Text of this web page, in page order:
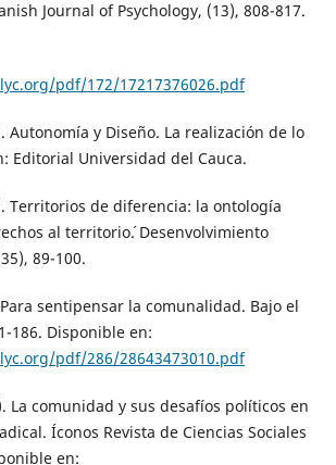
Journal of Psychology, (13), 808-817.
pdf/172/17217376026.pdf
Autonomía y Diseño. La realización de lo
Editorial Universidad del Cauca.
Territorios de diferencia: la ontología
al territorio´. Desenvolvimiento
89-100.
sentipensar la comunalidad. Bajo el
186. Disponible en:
pdf/286/28643473010.pdf
La comunidad y sus desafíos políticos en
Íconos Revista de Ciencias Sociales
en: